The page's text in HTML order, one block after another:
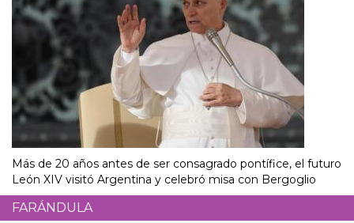
Más de 20 años antes de ser consagrado pontífice, el futuro
León XIV visitó Argentina y celebró misa con Bergoglio
FARÁNDULA